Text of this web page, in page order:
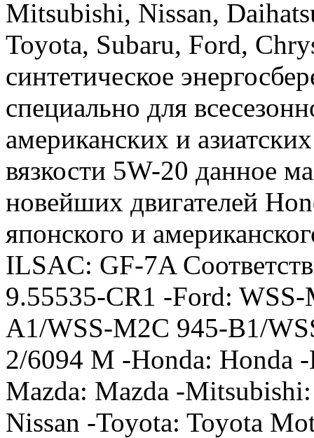
Mitsubishi, Nissan,
Toyota, Subaru, Ford,
синтетическое
специально для
американских и
вязкости 5W-20 данное
новейших двигателей
японского и
ILSAC: GF-7A
9.55535-CR1 -Ford:
A1/WSS-M2C 945-B1/
2/6094 M -Honda: Honda
Mazda: Mazda -
Nissan -Toyota: Toyota